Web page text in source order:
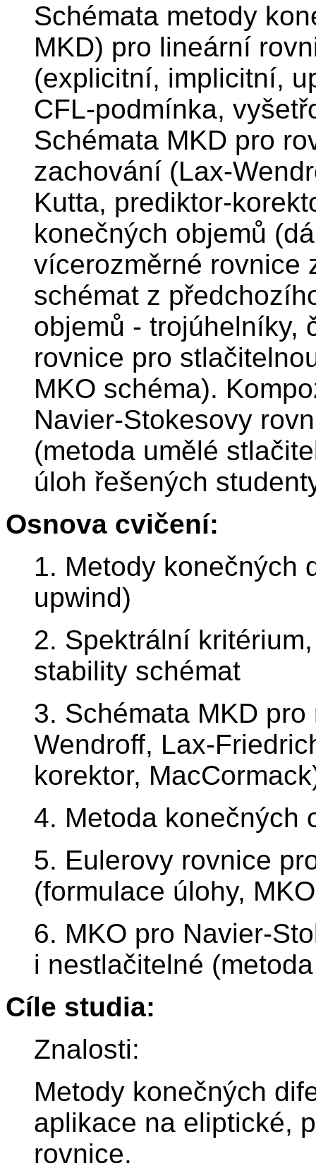
Schémata metody
MKD) pro lineární
(explicitní, implicitní,
CFL-podmínka,
Schémata MKD pro
zachování (Lax-
Kutta, prediktor-
konečných objemů
vícerozměrné rovnice
schémat z
objemů - trojúhelníky,
rovnice pro
MKO schéma).
Navier-Stokesovy
(metoda umělé
úloh řešených
Osnova cvičení:
1. Metody konečných
upwind)
2. Spektrální
stability schémat
3. Schémata MKD
Wendroff, Lax-
korektor,
4. Metoda konečných
5. Eulerovy rovnice
(formulace úlohy,
6. MKO pro Navier-
i nestlačitelné
Cíle studia:
Znalosti:
Metody konečných
aplikace na eliptické,
rovnice.